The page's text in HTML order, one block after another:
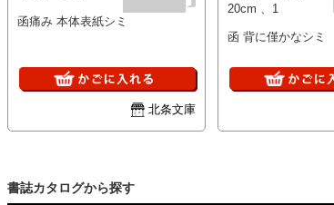
函痛み 本体表紙シミ
北条文庫
20cm 、1
函 背に僅かなシミ
書誌カタログから探す